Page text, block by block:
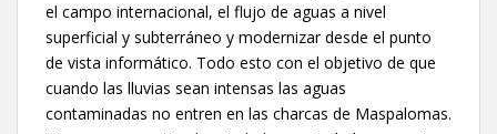
el campo internacional, el flujo de aguas a nivel
superficial y subterráneo y modernizar desde el punto
de vista informático. Todo esto con el objetivo de que
cuando las lluvias sean intensas las aguas
contaminadas no entren en las charcas de Maspalomas.